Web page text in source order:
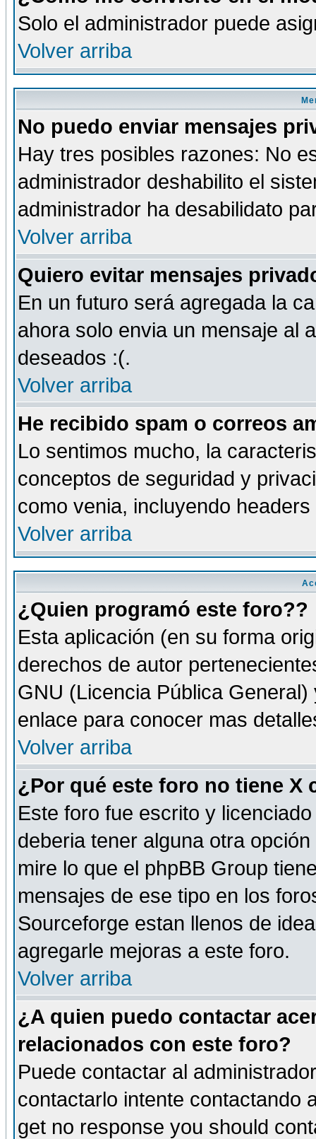
Solo el administrador puede
Volver arriba
No puedo enviar mensajes
Hay tres posibles razones: No
administrador deshabilito el
administrador ha desabilidato
Volver arriba
Quiero evitar mensajes
En un futuro será agregada la
ahora solo envia un mensaje al
deseados :(.
Volver arriba
He recibido spam o correos
Lo sentimos mucho, la
conceptos de seguridad y
como venia, incluyendo
Volver arriba
¿Quien programó este foro??
Esta aplicación (en su forma
derechos de autor
GNU (Licencia Pública
enlace para conocer mas
Volver arriba
¿Por qué este foro no tiene X
Este foro fue escrito y
deberia tener alguna otra
mire lo que el phpBB Group
mensajes de ese tipo en los
Sourceforge estan llenos de
agregarle mejoras a este foro.
Volver arriba
¿A quien puedo contactar
relacionados con este foro?
Puede contactar al
contactarlo intente contactando
get no response you should